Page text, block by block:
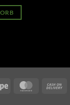
€.
Stripe MasterCard